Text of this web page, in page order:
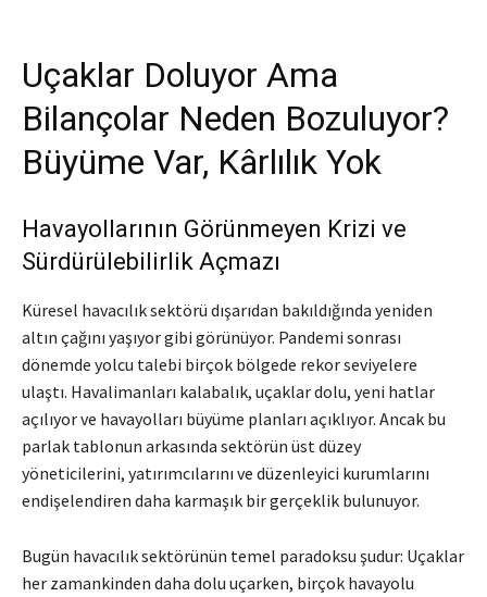
Uçaklar Doluyor Ama
Bilançolar Neden Bozuluyor?
Büyüme Var, Kârlılık Yok
Havayollarının Görünmeyen Krizi ve
Sürdürülebilirlik Açmazı
Küresel havacılık sektörü dışarıdan bakıldığında yeniden
altın çağını yaşıyor gibi görünüyor. Pandemi sonrası
dönemde yolcu talebi birçok bölgede rekor seviyelere
ulaştı. Havalimanları kalabalık, uçaklar dolu, yeni hatlar
açılıyor ve havayolları büyüme planları açıklıyor. Ancak bu
parlak tablonun arkasında sektörün üst düzey
yöneticilerini, yatırımcılarını ve düzenleyici kurumlarını
endişelendiren daha karmaşık bir gerçeklik bulunuyor.
Bugün havacılık sektörünün temel paradoksu şudur: Uçaklar
her zamankinden daha dolu uçarken, birçok havayolu